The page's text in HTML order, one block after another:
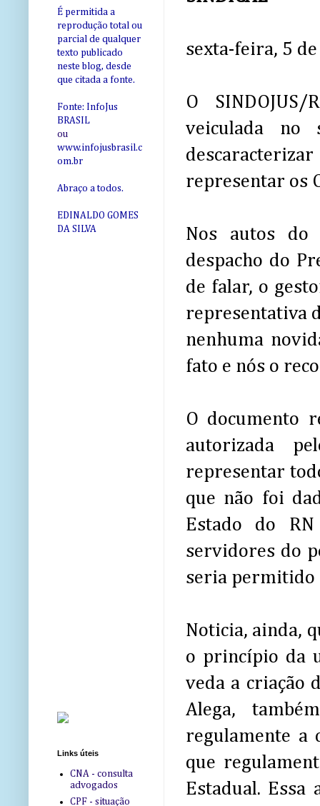
sexta-feira, 5
O
veiculada no
representar os
Nos autos do
despacho do
de falar, o
representativa
nenhuma
fato e nós o
O documento
autorizada
representar
que não foi
Estado do
servidores do
seria permitido
Noticia, ainda,
o princípio da
veda a criação
Alega,
regulamente a
que
Estadual.
É permitida a
reprodução total ou
parcial de qualquer
texto publicado
neste blog, desde
que citada a fonte.
Fonte: InfoJus
BRASIL
ou
www.infojusbrasil.c
om.br
Abraço a todos.
EDINALDO GOMES
DA SILVA
Links úteis
CNA - consulta
advogados
CPF - situação